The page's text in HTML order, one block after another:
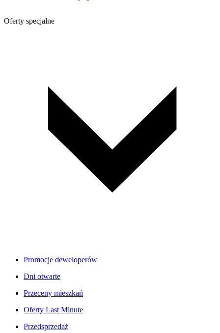
Oferty specjalne
Promocje deweloperów
Dni otwarte
Przeceny mieszkań
Oferty Last Minute
Przedsprzedaż